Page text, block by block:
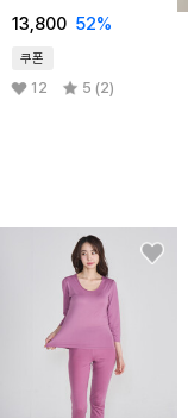
13,800 52%
쿠폰
12 5 (2)